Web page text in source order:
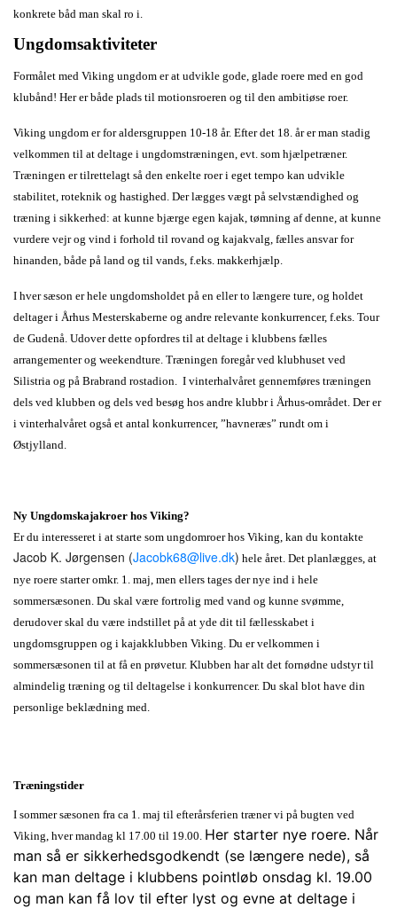
konkrete båd man skal ro i.
Ungdomsaktiviteter
Formålet med Viking ungdom er at udvikle gode, glade roere med en god
klubånd! Her er både plads til motionsroeren og til den ambitiøse roer.
Viking ungdom er for aldersgruppen 10-18 år. Efter det 18. år er man stadig
velkommen til at deltage i ungdomstræningen, evt. som hjælpetræner.
Træningen er tilrettelagt så den enkelte roer i eget tempo kan udvikle
stabilitet, roteknik og hastighed. Der lægges vægt på selvstændighed og
træning i sikkerhed: at kunne bjærge egen kajak, tømning af denne, at kunne
vurdere vejr og vind i forhold til rovand og kajakvalg, fælles ansvar for
hinanden, både på land og til vands, f.eks. makkerhjælp.
I hver sæson er hele ungdomsholdet på en eller to længere ture, og holdet
deltager i Århus Mesterskaberne og andre relevante konkurrencer, f.eks. Tour
de Gudenå. Udover dette opfordres til at deltage i klubbens fælles
arrangementer og weekendture. Træningen foregår ved klubhuset ved
Silistria og på Brabrand rostadion. I vinterhalvåret gennemføres træningen
dels ved klubben og dels ved besøg hos andre klubbr i Århus-området. Der er
i vinterhalvåret også et antal konkurrencer, ”havneræs” rundt om i
Østjylland.
Ny Ungdomskajakroer hos Viking?
Er du interesseret i at starte som ungdomroer hos Viking, kan du kontakte
Jacob K. Jørgensen (Jacobk68@live.dk) hele året. Det planlægges, at
nye roere starter omkr. 1. maj, men ellers tages der nye ind i hele
sommersæsonen. Du skal være fortrolig med vand og kunne svømme,
derudover skal du være indstillet på at yde dit til fællesskabet i
ungdomsgruppen og i kajakklubben Viking. Du er velkommen i
sommersæsonen til at få en prøvetur. Klubben har alt det fornødne udstyr til
almindelig træning og til deltagelse i konkurrencer. Du skal blot have din
personlige beklædning med.
Træningstider
I sommer sæsonen fra ca 1. maj til efterårsferien træner vi på bugten ved
Viking, hver mandag kl 17.00 til 19.00. Her starter nye roere. Når
man så er sikkerhedsgodkendt (se længere nede), så
kan man deltage i klubbens pointløb onsdag kl. 19.00
og man kan få lov til efter lyst og evne at deltage i